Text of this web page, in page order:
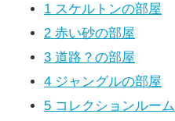
1 スケルトンの部屋
2 赤い砂の部屋
3 道路？の部屋
4 ジャングルの部屋
5 コレクションルーム